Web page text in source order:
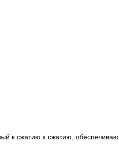
к сжатию к сжатию,